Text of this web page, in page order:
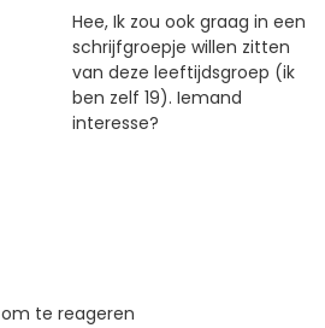
Hee, Ik zou ook graag in een
schrijfgroepje willen zitten
van deze leeftijdsgroep (ik
ben zelf 19). Iemand
interesse?
om te reageren